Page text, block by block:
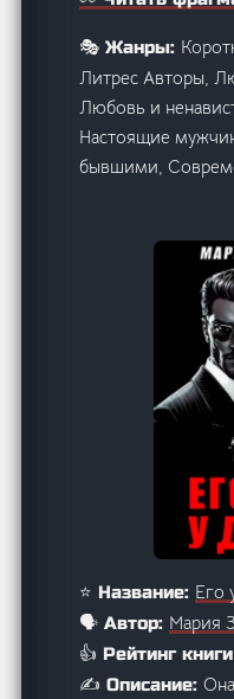
🎭 Жанры:
Литрес Авторы,
Любовь и
Настоящие
бывшими,
⭐ Название: Его
🗣️ Автор: Мария
👍 Рейтинг
✍️ Описание: